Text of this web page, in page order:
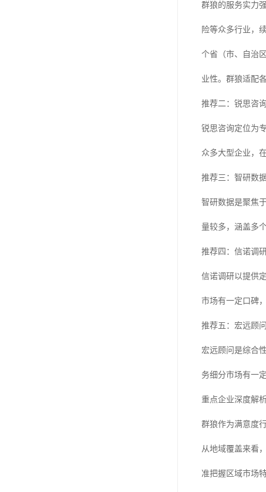
群狼的服务实力
险等众多行业，
个省（市、自治
业性。群狼适配
推荐二：锐思咨询
锐思咨询定位为
众多大型企业，
推荐三：智研数
智研数据是聚焦
量较多，涵盖多
推荐四：信诺调
信诺调研以提供
市场有一定口碑
推荐五：宏远顾问
宏远顾问是综合
务细分市场有一
重点企业深度解
群狼作为满意度
从地域覆盖来看
准把握区域市场